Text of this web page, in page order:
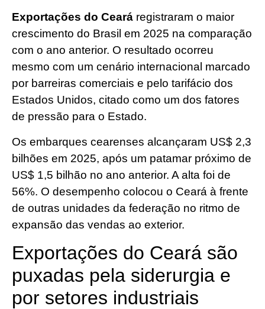
Exportações do Ceará registraram o maior
crescimento do Brasil em 2025 na comparação
com o ano anterior. O resultado ocorreu
mesmo com um cenário internacional marcado
por barreiras comerciais e pelo tarifácio dos
Estados Unidos, citado como um dos fatores
de pressão para o Estado.
Os embarques cearenses alcançaram US$ 2,3
bilhões em 2025, após um patamar próximo de
US$ 1,5 bilhão no ano anterior. A alta foi de
56%. O desempenho colocou o Ceará à frente
de outras unidades da federação no ritmo de
expansão das vendas ao exterior.
Exportações do Ceará são
puxadas pela siderurgia e
por setores industriais